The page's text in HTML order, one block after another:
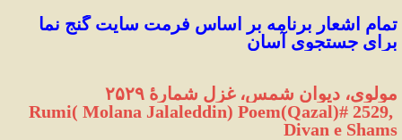
برای جستجوی آسان
مولوی، دیوان شمس، غزل شمارهٔ ۲۵۲۹
Rumi( Molana Jalaleddin) Poem(Qazal)# 2529,
Divan e Shams